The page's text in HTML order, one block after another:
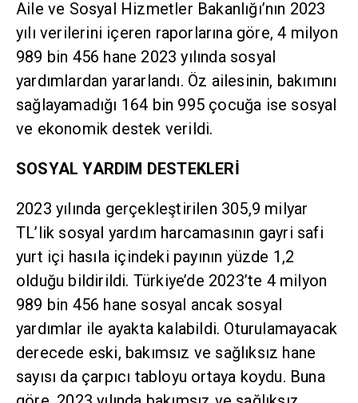
Aile ve Sosyal Hizmetler Bakanlığı’nın 2023
yılı verilerini içeren raporlarına göre, 4 milyon
989 bin 456 hane 2023 yılında sosyal
yardımlardan yararlandı. Öz ailesinin, bakımını
sağlayamadığı 164 bin 995 çocuğa ise sosyal
ve ekonomik destek verildi.
SOSYAL YARDIM DESTEKLERİ
2023 yılında gerçekleştirilen 305,9 milyar
TL’lik sosyal yardım harcamasının gayri safi
yurt içi hasıla içindeki payının yüzde 1,2
olduğu bildirildi. Türkiye’de 2023’te 4 milyon
989 bin 456 hane sosyal ancak sosyal
yardımlar ile ayakta kalabildi. Oturulamayacak
derecede eski, bakımsız ve sağlıksız hane
sayısı da çarpıcı tabloyu ortaya koydu. Buna